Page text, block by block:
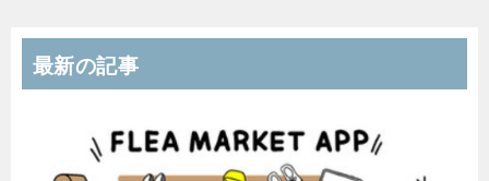
最新の記事